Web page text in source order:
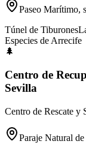
Paseo Marítimo,
Túnel de Tiburones
Especies de Arrecife
🌲
Centro de
Sevilla
Centro de Rescate y
Paraje Natural